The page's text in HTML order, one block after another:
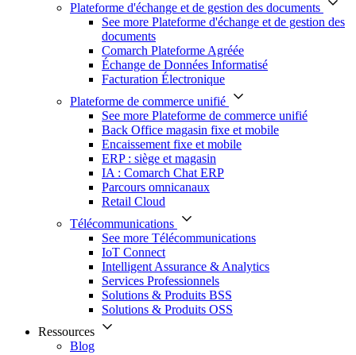
Plateforme d'échange et de gestion des documents
See more Plateforme d'échange et de gestion des
documents
Comarch Plateforme Agréée
Échange de Données Informatisé
Facturation Électronique
Plateforme de commerce unifié
See more Plateforme de commerce unifié
Back Office magasin fixe et mobile
Encaissement fixe et mobile
ERP : siège et magasin
IA : Comarch Chat ERP
Parcours omnicanaux
Retail Cloud
Télécommunications
See more Télécommunications
IoT Connect
Intelligent Assurance & Analytics
Services Professionnels
Solutions & Produits BSS
Solutions & Produits OSS
Ressources
Blog